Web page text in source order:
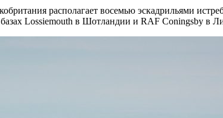
располагает восемью эскадрильями
базах Lossiemouth в Шотландии и RAF Coningsby в